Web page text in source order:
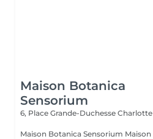
Maison Botanica
Sensorium
6, Place Grande-Duchesse Charlotte
Maison Botanica Sensorium Maison Botanica Sensorium est un